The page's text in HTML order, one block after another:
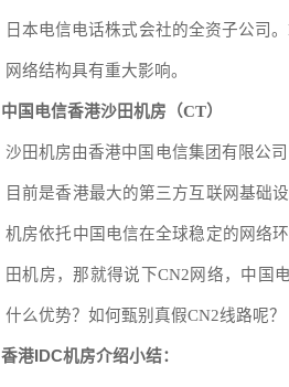
日本电信电话株式会社的全资子公司。
网络结构具有重大影响。
中国电信香港沙田机房（CT）
沙田机房由香港中国电信集团有限公
目前是香港最大的第三方互联网基础
机房依托中国电信在全球稳定的网络
田机房，那就得说下CN2 网络，中国
什么优势？如何甄别真假CN2线路呢？
香港IDC机房介绍小结：